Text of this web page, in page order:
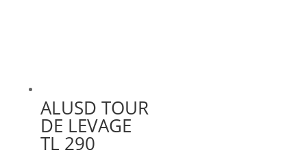
ALUSD TOUR
DE LEVAGE
TL 290